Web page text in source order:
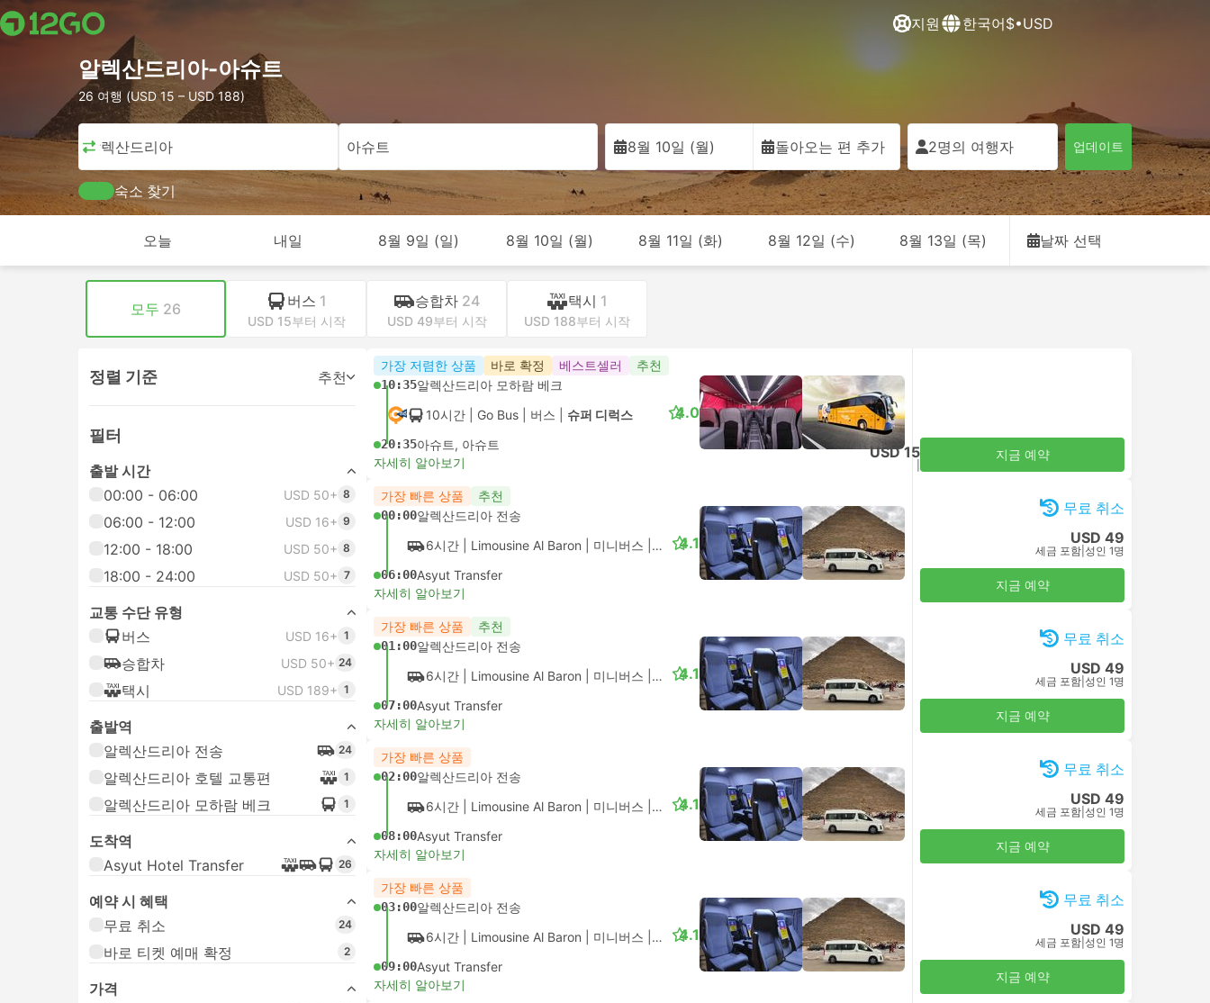
지원 한국어$•USD
알렉산드리아-아슈트
26 여행 (USD 15 – USD 188)
알렉산드리아 아슈트 8월 10일 (월) 돌아오는 편 추가 2명의 여행자 업데이트
숙소 찾기
오늘 내일 8월 9일 (일) 8월 10일 (월) 8월 11일 (화) 8월 12일 (수) 8월 13일 (목) 날짜 선택
모두 26 버스 1
USD 15부터 시작
승합차 24
USD 49부터 시작
택시 1
USD 188부터 시작
정렬 기준 추천
필터
출발 시간
00:00 - 06:00
USD 50+ 8
06:00 - 12:00 USD 16+ 9
12:00 - 18:00 USD 50+ 8
18:00 - 24:00 USD 50+ 7
교통 수단 유형
버스
USD 16+ 1
승합차 USD 50+ 24
택시 USD 189+ 1
출발역
알렉산드리아 전송
24
알렉산드리아 호텔 교통편 1
알렉산드리아 모하람 베크 1
도착역
Asyut Hotel Transfer
26
예약 시 혜택
무료 취소
24
바로 티켓 예매 확정 2
가격
가장 저렴한 상품 바로 확정 베스트셀러 추천
10:35알렉산드리아 모하람 베크
10시간 | Go Bus 버스 슈퍼 디럭스
20:35아슈트, 아슈트
4.0
자세히 알아보기
USD 15 지금 예약
가장 빠른 상품 추천
00:00알렉산드리아 전송
6시간 | Limousine Al Baron 미니버스 VIP
06:00Asyut Transfer
4.1
자세히 알아보기
무료 취소
USD 49
세금 포함 성인 1명
지금 예약
가장 빠른 상품 추천
01:00알렉산드리아 전송
6시간 | Limousine Al Baron 미니버스 VIP
07:00Asyut Transfer
4.1
자세히 알아보기
무료 취소
USD 49
세금 포함 성인 1명
지금 예약
가장 빠른 상품
02:00알렉산드리아 전송
6시간 | Limousine Al Baron 미니버스 VIP
08:00Asyut Transfer
4.1
자세히 알아보기
무료 취소
USD 49
세금 포함 성인 1명
지금 예약
가장 빠른 상품
03:00알렉산드리아 전송
6시간 | Limousine Al Baron 미니버스 VIP
09:00Asyut Transfer
4.1
자세히 알아보기
무료 취소
USD 49
세금 포함 성인 1명
지금 예약